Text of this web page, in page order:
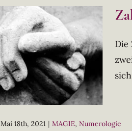
Die
Mai 18th, 2021 | MAGIE, Numerologie